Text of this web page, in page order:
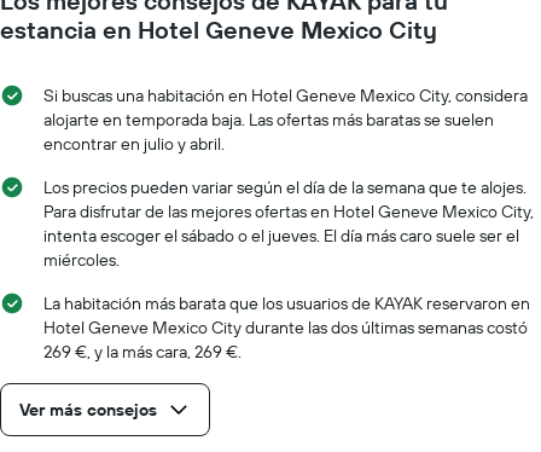
eje
Y
indica
el
precio
medio
de
una
habitación
se
fecha
de
gráfico
muestra
que
indica
número
de
días
estancia en Hotel Geneve Mexico City
Si buscas una habitación en Hotel Geneve Mexico City, considera
alojarte en temporada baja. Las ofertas más baratas se suelen
encontrar en julio y abril.
Los precios pueden variar según el día de la semana que te alojes.
Para disfrutar de las mejores ofertas en Hotel Geneve Mexico City,
intenta escoger el sábado o el jueves. El día más caro suele ser el
miércoles.
La habitación más barata que los usuarios de KAYAK reservaron en
Hotel Geneve Mexico City durante las dos últimas semanas costó
269 €, y la más cara, 269 €.
Ver más consejos